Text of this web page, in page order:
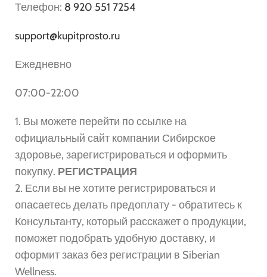
Телефон: 8 920 551 7254
support@kupitprosto.ru
Ежедневно
07:00-22:00
1. Вы можете перейти по ссылке на
официальный сайт компании Сибирское
здоровье, зарегистрироваться и оформить
покупку. РЕГИСТРАЦИЯ
2. Если вы не хотите регистрироваться и
опасаетесь делать предоплату - обратитесь к
Консультанту, который расскажет о продукции,
поможет подобрать удобную доставку, и
оформит заказ без регистрации в Siberian
Wellness.